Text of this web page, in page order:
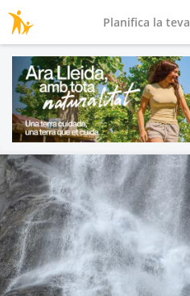
Planifica la